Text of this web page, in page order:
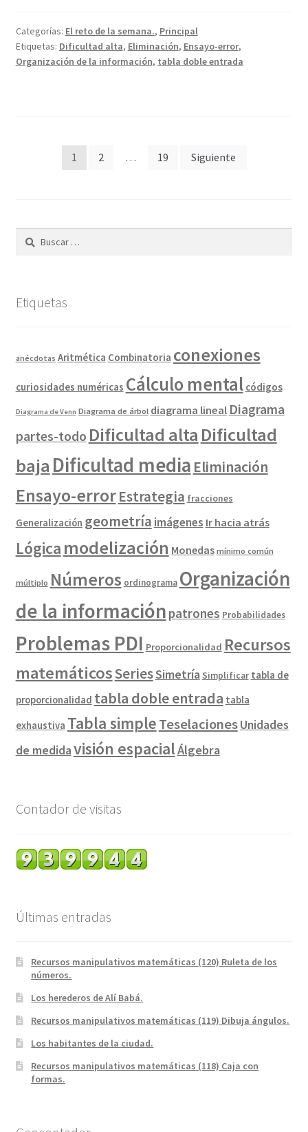
Categorías: El reto de la semana., Principal
Etiquetas: Dificultad alta, Eliminación, Ensayo-error,
Organización de la información, tabla doble entrada
Paginación
1 2 … 19 Siguiente
Buscar:
Etiquetas
anécdotas Aritmética Combinatoria conexiones
curiosidades numéricas Cálculo mental códigos
Diagrama de Venn Diagrama de árbol diagrama lineal Diagrama
partes-todo Dificultad alta Dificultad
baja Dificultad media Eliminación
Ensayo-errorEstrategia fracciones
Generalización geometría imágenes Ir hacia atrás
Lógica modelización Monedas mínimo común
múltiplo Números ordinograma Organización
de la información patrones Probabilidades
Problemas PDI Proporcionalidad Recursos
matemáticosSeriesSimetría Simplificar tabla de
proporcionalidad tabla doble entrada tabla
exhaustiva Tabla simpleTeselacionesUnidades
de medidavisión espacialÁlgebra
Contador de visitas
Últimas entradas
Recursos manipulativos matemáticas (120) Ruleta de los
números.
Los herederos de Alí Babá.
Recursos manipulativos matemáticas (119) Dibuja ángulos.
Los habitantes de la ciudad.
Recursos manipulativos matemáticas (118) Caja con
formas.